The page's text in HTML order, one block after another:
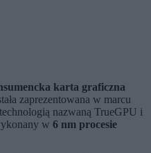
karta graficzna
zaprezentowana w marcu
nazwaną TrueGPU i
w 6 nm procesie